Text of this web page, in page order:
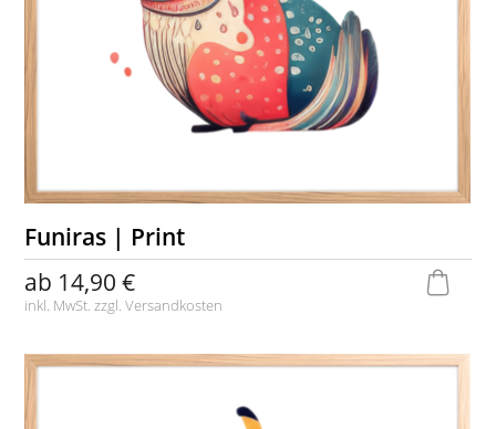
Funiras | Print
ab 14,90 €
inkl. MwSt. zzgl.Versandkosten